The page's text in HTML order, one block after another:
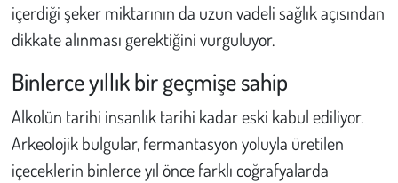
içerdiği şeker miktarının da uzun vadeli sağlık açısından
dikkate alınması gerektiğini vurguluyor.
Binlerce yıllık bir geçmişe sahip
Alkolün tarihi insanlık tarihi kadar eski kabul ediliyor.
Arkeolojik bulgular, fermantasyon yoluyla üretilen
içeceklerin binlerce yıl önce farklı coğrafyalarda